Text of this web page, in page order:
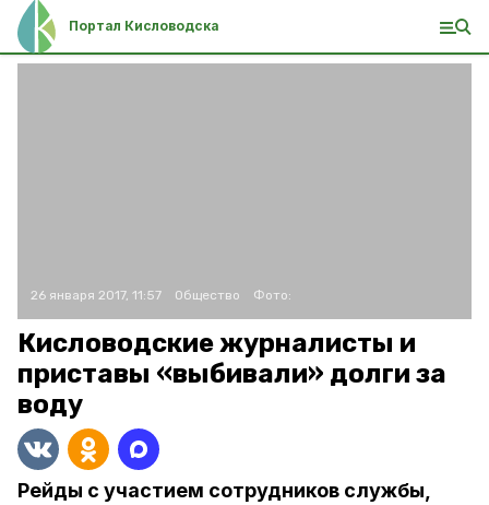
Портал Кисловодска
26 января 2017, 11:57 Общество Фото:
Кисловодские журналисты и
приставы «выбивали» долги за
воду
Рейды с участием сотрудников службы,